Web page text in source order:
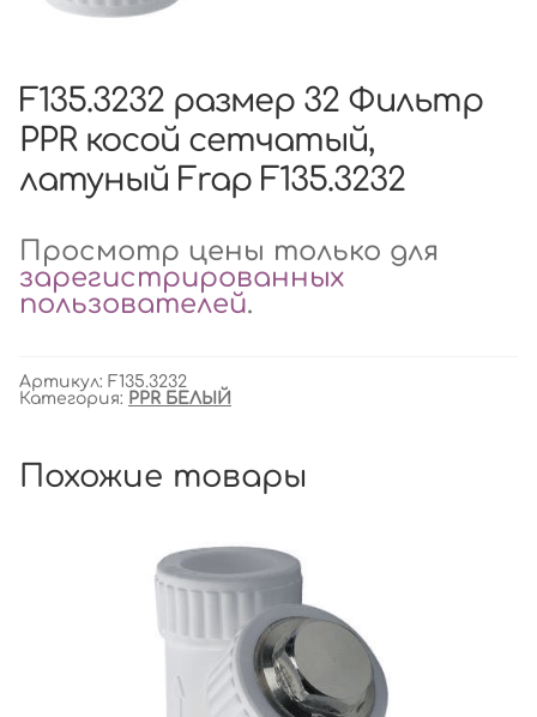
F135.3232 размер 32 Фильтр
PPR косой сетчатый,
латуный Frap F135.3232
Просмотр цены только для
зарегистрированных
пользователей.
Артикул: F135.3232
Категория: PPR БЕЛЫЙ
Похожие товары